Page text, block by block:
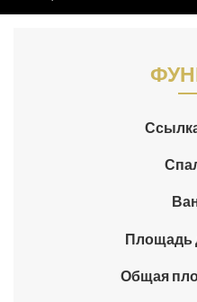
Площадь
Общая